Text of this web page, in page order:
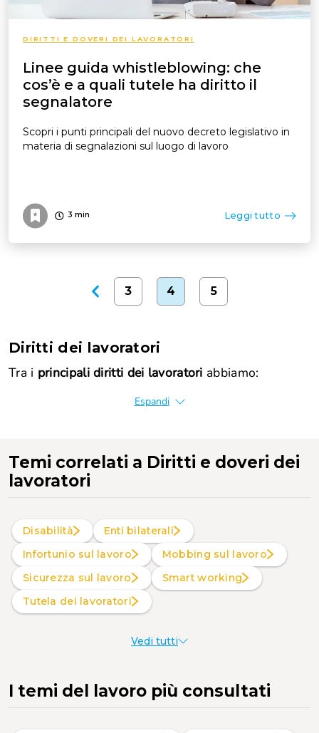
DIRITTI E DOVERI DEI LAVORATORI
Linee guida whistleblowing: che
cos’è e a quali tutele ha diritto il
segnalatore
Scopri i punti principali del nuovo decreto legislativo in
materia di segnalazioni sul luogo di lavoro
3 min Leggi tutto
3 4 5
Diritti dei lavoratori
Tra i principali diritti dei lavoratori abbiamo:
Espandi
Temi correlati a Diritti e doveri dei
lavoratori
Disabilità
Enti bilaterali
Infortunio sul lavoro
Mobbing sul lavoro
Sicurezza sul lavoro
Smart working
Tutela dei lavoratori
Vedi tutti
I temi del lavoro più consultati